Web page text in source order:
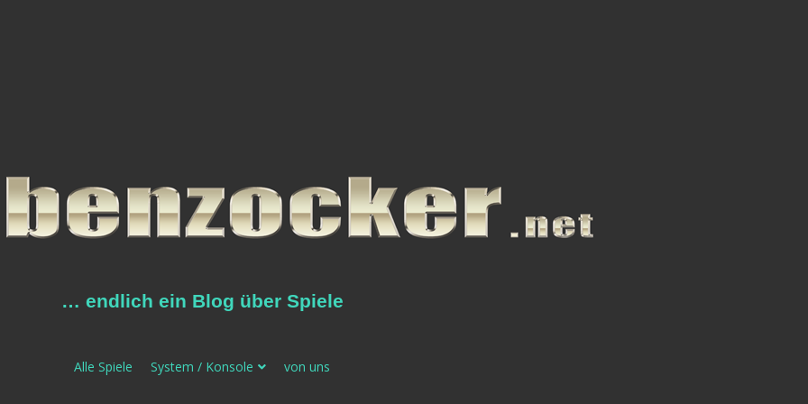
… endlich ein Blog über Spiele
Alle Spiele System / Konsole von uns